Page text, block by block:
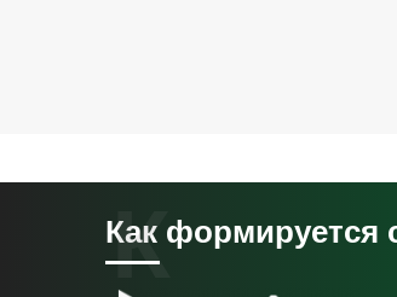
Как формируется